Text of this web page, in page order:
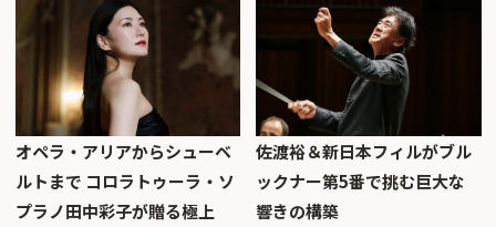
オペラ・アリアからシューベ
ルトまで コロラトゥーラ・ソ
プラノ田中彩子が贈る極上
佐渡裕＆新日本フィルがブル
ックナー第5番で挑む巨大な
響きの構築